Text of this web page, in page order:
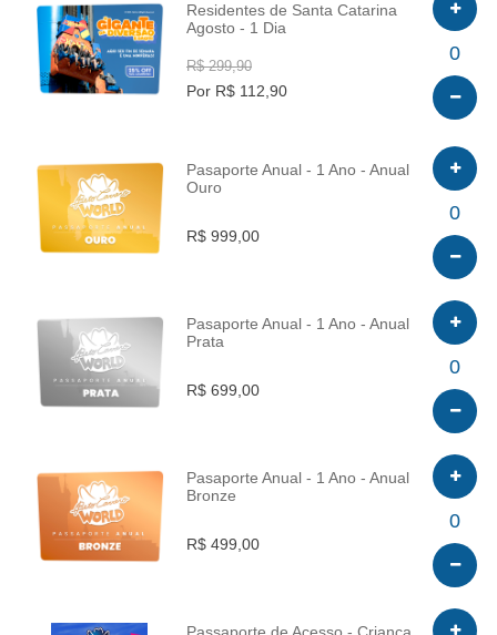
INFO
Residentes de Santa Catarina
Agosto - 1 Dia
R$ 299,90
Por R$ 112,90
0
INFO
Pasaporte Anual - 1 Ano - Anual
Ouro
R$ 999,00
0
INFO
Pasaporte Anual - 1 Ano - Anual
Prata
R$ 699,00
0
INFO
Pasaporte Anual - 1 Ano - Anual
Bronze
R$ 499,00
0